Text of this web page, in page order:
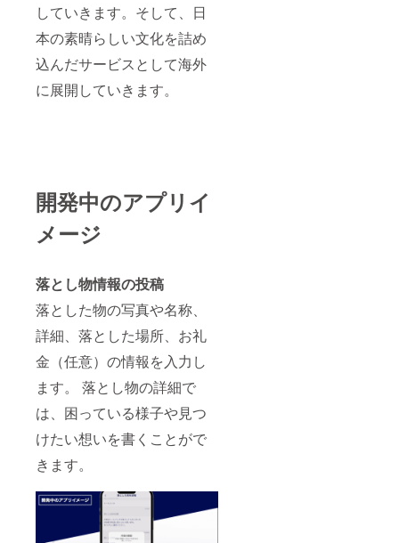
していきます。そして、日
本の素晴らしい文化を詰め
込んだサービスとして海外
に展開していきます。
開発中のアプリイ
メージ
落とし物情報の投稿
落とした物の写真や名称、
詳細、落とした場所、お礼
金（任意）の情報を入力し
ます。 落とし物の詳細で
は、困っている様子や見つ
けたい想いを書くことがで
きます。